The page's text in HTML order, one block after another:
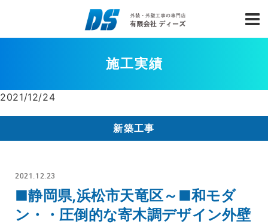
施工実績
2021/12/24
新築工事
2021.12.23
■静岡県,浜松市天竜区～■和モダ
ン・・圧倒的な寄木調デザイン外壁